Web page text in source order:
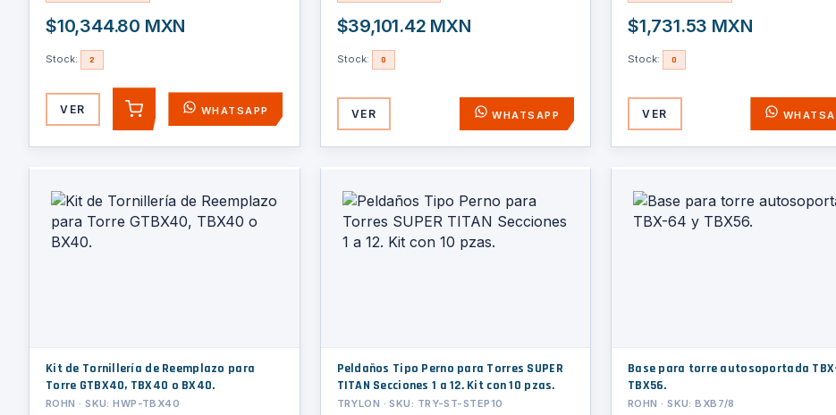
$10,344.80 MXN
Stock: 2
VER AGREGARWHATSAPP
$39,101.42 MXN
Stock: 0
VER WHATSAPP
$1,731.53 MXN
Stock: 0
VER
Kit de Tornillería de Reemplazo para
Torre GTBX40, TBX40 o BX40.
ROHN · SKU: HWP-TBX40
Peldaños Tipo Perno para Torres SUPER
TITAN Secciones 1 a 12. Kit con 10 pzas.
TRYLON · SKU: TRY-ST-STEP10
Base para torre autosoportada
TBX56.
ROHN · SKU: BXB7/8